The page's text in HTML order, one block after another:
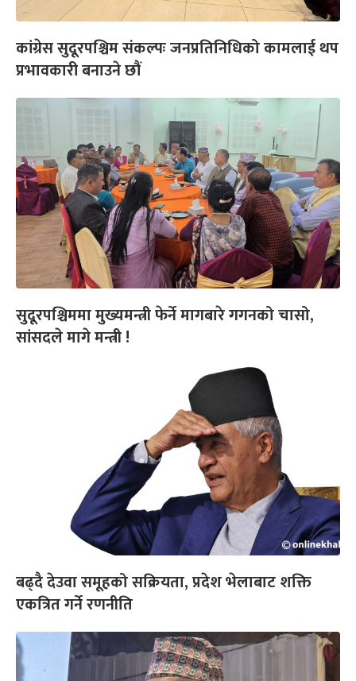
कांग्रेस सुदूरपश्चिम संकल्पः जनप्रतिनिधिको कामलाई थप
प्रभावकारी बनाउने छौं
सुदूरपश्चिममा मुख्यमन्त्री फेर्ने मागबारे गगनको चासो,
सांसदले मागे मन्त्री !
बढ्दै देउवा समूहको सक्रियता, प्रदेश भेलाबाट शक्ति
एकत्रित गर्ने रणनीति